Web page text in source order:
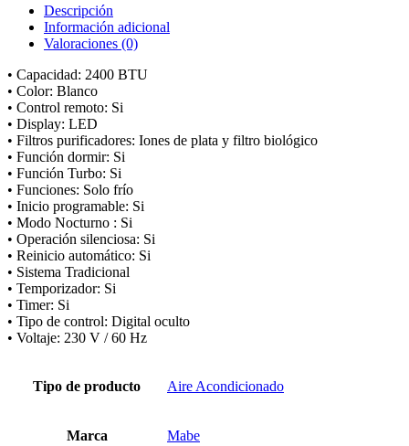
Descripción
Información adicional
Valoraciones (0)
• Capacidad: 2400 BTU
• Color: Blanco
• Control remoto: Si
• Display: LED
• Filtros purificadores: Iones de plata y filtro biológico
• Función dormir: Si
• Función Turbo: Si
• Funciones: Solo frío
• Inicio programable: Si
• Modo Nocturno : Si
• Operación silenciosa: Si
• Reinicio automático: Si
• Sistema Tradicional
• Temporizador: Si
• Timer: Si
• Tipo de control: Digital oculto
• Voltaje: 230 V / 60 Hz
Tipo de producto Aire Acondicionado
Marca Mabe